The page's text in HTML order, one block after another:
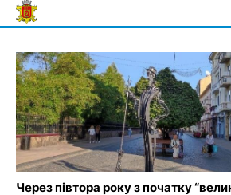
Skip
to
Через півтора року з початку